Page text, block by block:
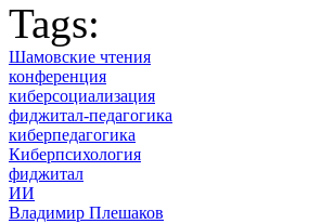
Tags:
Шамовские чтения
конференция
киберсоциализация
фиджитал-педагогика
киберпедагогика
Киберпсихология
фиджитал
ИИ
Владимир Плешаков